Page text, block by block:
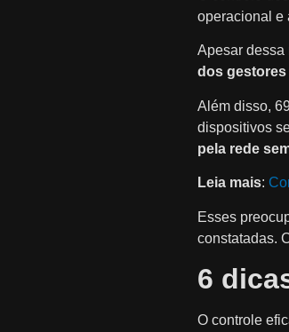
operacional e
Apesar dessa
dos
Além disso,
dispositivos
pela rede
Leia mais:
Esses
constatadas.
6
O controle